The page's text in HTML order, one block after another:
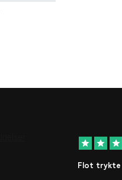
star star star
Flot trykte